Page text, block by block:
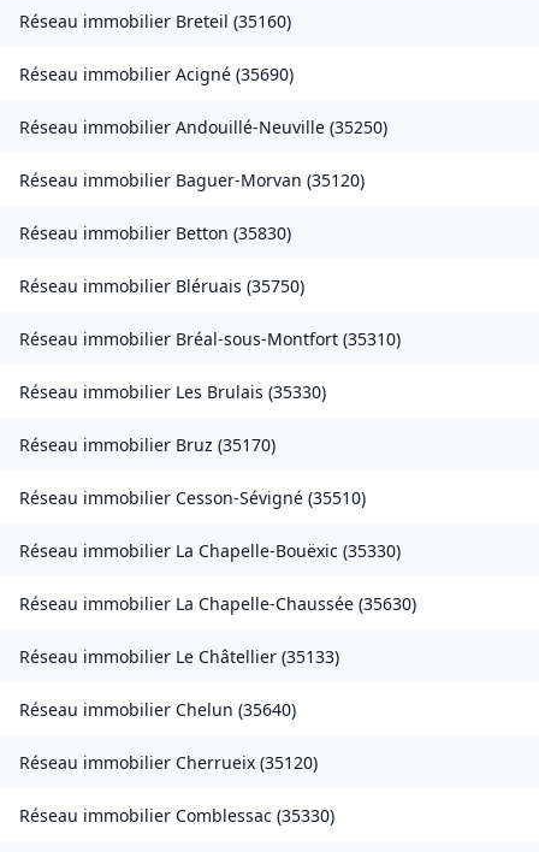
Réseau immobilier Breteil (35160)
Réseau immobilier Acigné (35690)
Réseau immobilier Andouillé-Neuville (35250)
Réseau immobilier Baguer-Morvan (35120)
Réseau immobilier Betton (35830)
Réseau immobilier Bléruais (35750)
Réseau immobilier Bréal-sous-Montfort (35310)
Réseau immobilier Les Brulais (35330)
Réseau immobilier Bruz (35170)
Réseau immobilier Cesson-Sévigné (35510)
Réseau immobilier La Chapelle-Bouëxic (35330)
Réseau immobilier La Chapelle-Chaussée (35630)
Réseau immobilier Le Châtellier (35133)
Réseau immobilier Chelun (35640)
Réseau immobilier Cherrueix (35120)
Réseau immobilier Comblessac (35330)